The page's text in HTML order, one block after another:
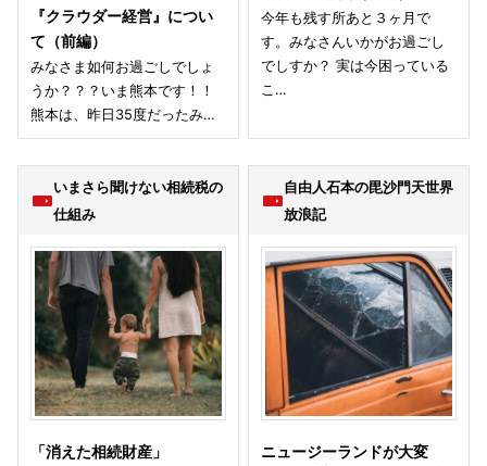
『クラウダー経営』につい
て（前編）
みなさま如何お過ごしでしょ
うか？？？いま熊本です！！
熊本は、昨日35度だったみ…
今年も残す所あと３ヶ月で
す。みなさんいかがお過ごし
でしすか？ 実は今困っている
こ…
いまさら聞けない相続税の
仕組み
「消えた相続財産」
自由人石本の毘沙門天世界
放浪記
ニュージーランドが大変